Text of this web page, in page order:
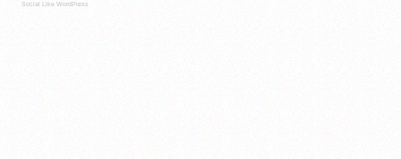
Social Like WordPress